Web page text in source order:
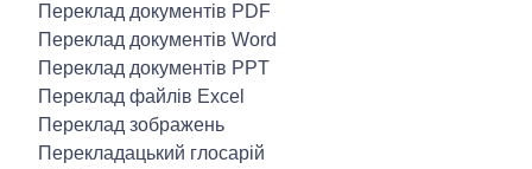
Переклад документів PDF
Переклад документів Word
Переклад документів PPT
Переклад файлів Excel
Переклад зображень
Перекладацький глосарій